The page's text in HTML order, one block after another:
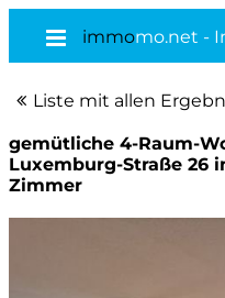
immomo.net -
Liste mit allen
gemütliche 4-Raum-
Luxemburg-Straße 26
Zimmer